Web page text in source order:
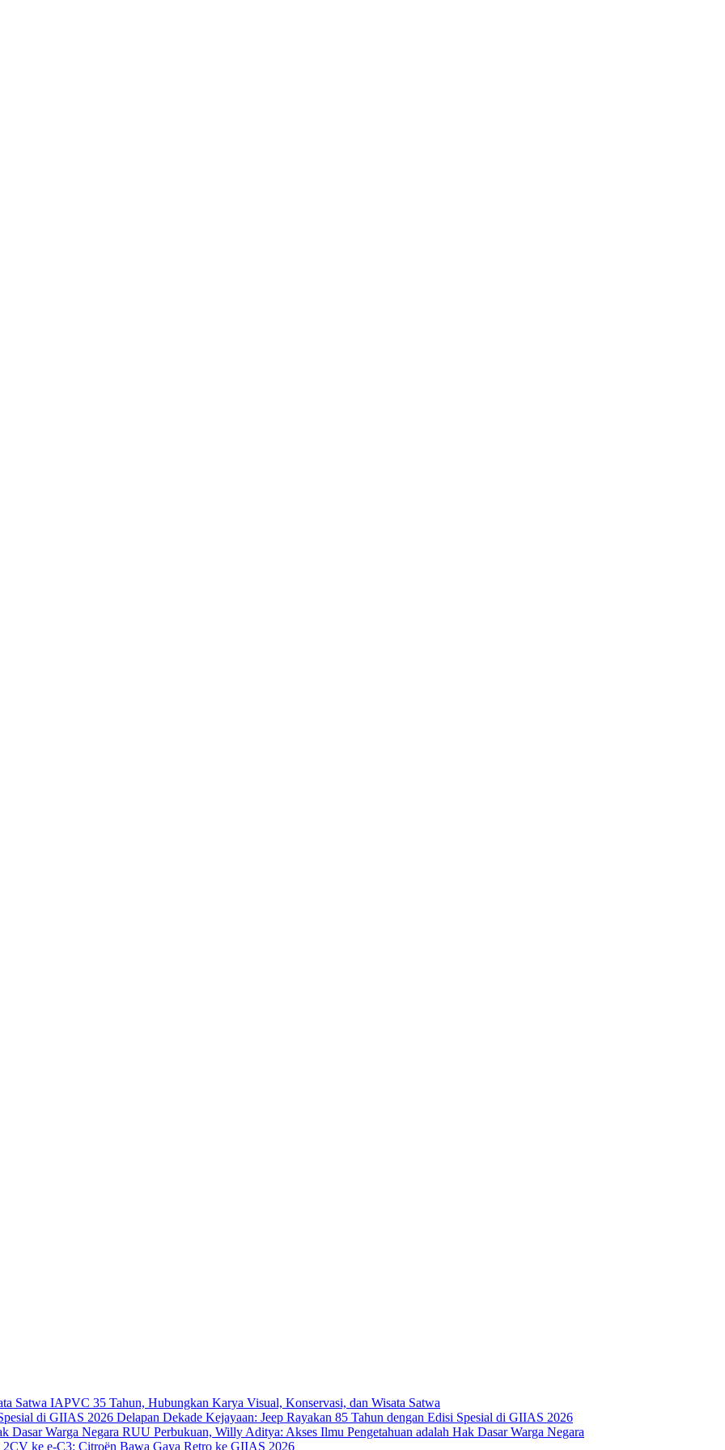
IAPVC 35 Tahun, Hubungkan Karya Visual, Konservasi, dan Wisata Satwa
Delapan Dekade Kejayaan: Jeep Rayakan 85 Tahun dengan Edisi Spesial di GIIAS 2026
RUU Perbukuan, Willy Aditya: Akses Ilmu Pengetahuan adalah Hak Dasar Warga Negara
ke e-C3: Citroën Bawa Gaya Retro ke GIIAS 2026